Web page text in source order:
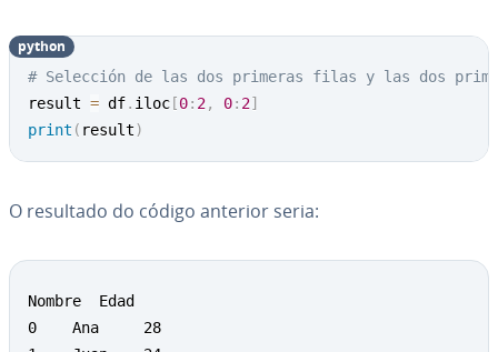
# Selección de las dos primeras filas y las dos
result = df. iloc [0: 2, 0: 2]
print ( result)
python
O resultado do código anterior seria:
Nombre  Edad
0    Ana     28